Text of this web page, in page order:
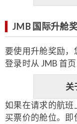
JMB 国际升舱
要使用升舱奖励
登录时从 JMB 首页
关
如果在请求的航班
买票价的舱位。